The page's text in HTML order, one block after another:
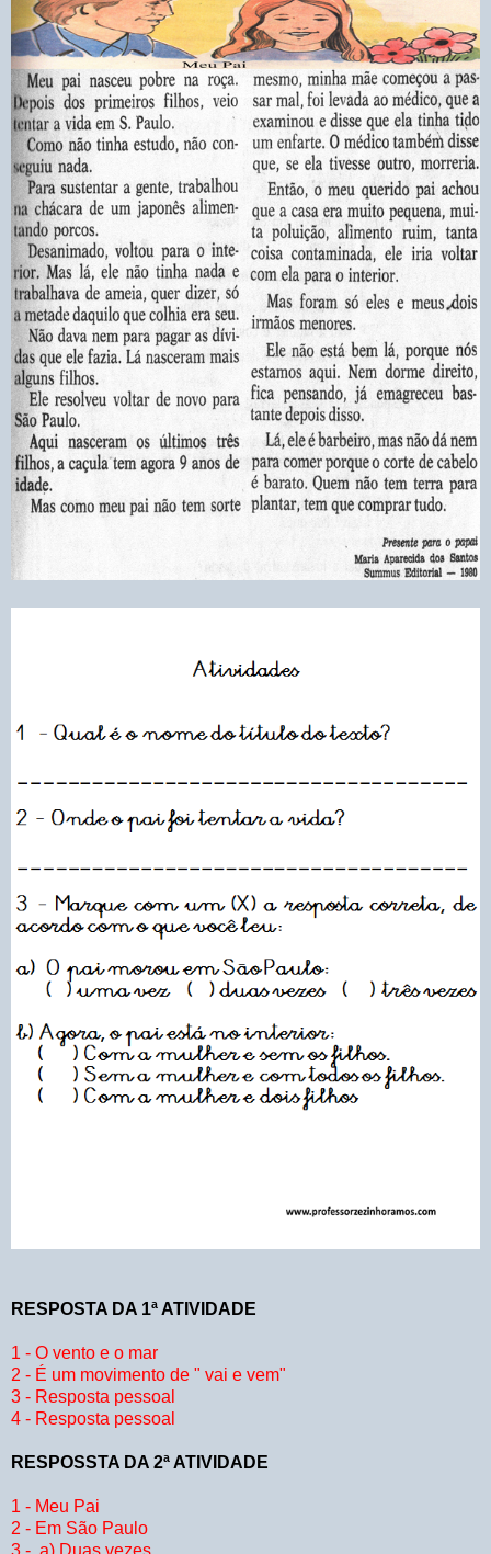
RESPOSTA DA 1ª ATIVIDADE
1 - O vento e o mar
2 - É um movimento de " vai e vem"
3 - Resposta pessoal
4 - Resposta pessoal
RESPOSSTA DA 2ª ATIVIDADE
1 - Meu Pai
2 - Em São Paulo
3 - a) Duas vezes